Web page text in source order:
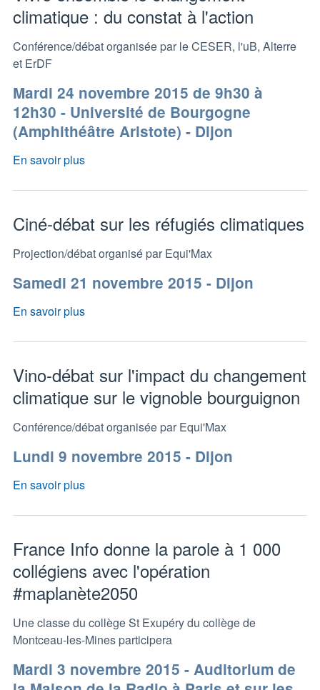
climatique : du constat à l'action
Conférence/débat organisée par le CESER, l'uB, Alterre
et ErDF
Mardi 24 novembre 2015 de 9h30 à
12h30 - Université de Bourgogne
(Amphithéâtre Aristote) - Dijon
En savoir plus
Ciné-débat sur les réfugiés climatiques
Projection/débat organisé par Equi'Max
Samedi 21 novembre 2015 - Dijon
En savoir plus
Vino-débat sur l'impact du changement
climatique sur le vignoble bourguignon
Conférence/débat organisée par Equi'Max
Lundi 9 novembre 2015 - Dijon
En savoir plus
France Info donne la parole à 1 000
collégiens avec l'opération
#maplanète2050
Une classe du collège St Exupéry du collège de
Montceau-les-Mines participera
Mardi 3 novembre 2015 - Auditorium de